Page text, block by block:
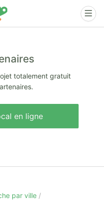
totalement gratuit
en ligne
par ville